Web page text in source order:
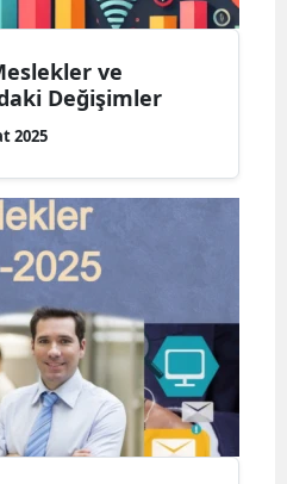
ve
Değişimler
2025